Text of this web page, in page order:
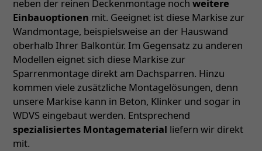
neben der reinen Deckenmontage noch weitere
Einbauoptionen mit. Geeignet ist diese Markise zur
Wandmontage, beispielsweise an der Hauswand
oberhalb Ihrer Balkontür. Im Gegensatz zu anderen
Modellen eignet sich diese Markise zur
Sparrenmontage direkt am Dachsparren. Hinzu
kommen viele zusätzliche Montagelösungen, denn
unsere Markise kann in Beton, Klinker und sogar in
WDVS eingebaut werden. Entsprechend
spezialisiertes Montagematerial liefern wir direkt
mit.